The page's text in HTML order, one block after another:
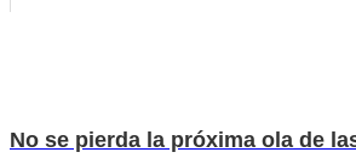
No se pierda la próxima ola de